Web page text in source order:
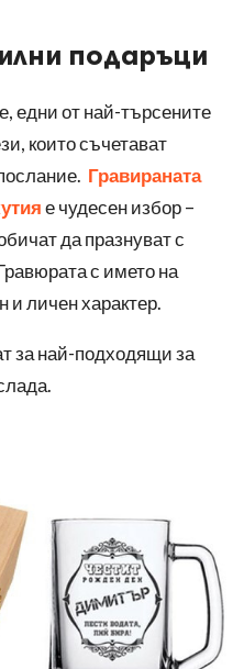
подаръци
едни от най-търсените
които съчетават
Гравираната
е чудесен избор –
да празнуват с
с името на
и личен характер.
за най-подходящи за